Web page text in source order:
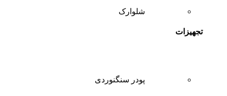
شلوارک
تجهیزات
پودر سنگنوردی